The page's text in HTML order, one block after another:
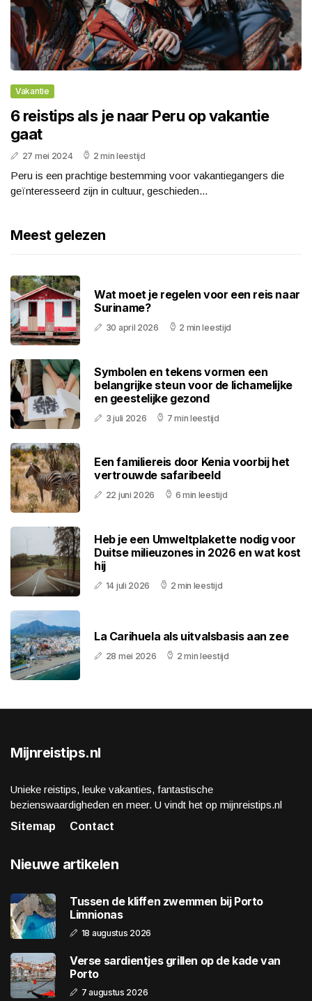
Vakantie
6 reistips als je naar Peru op vakantie
gaat
27 mei 2024 2 min leestijd
Peru is een prachtige bestemming voor vakantiegangers die
geïnteresseerd zijn in cultuur, geschieden...
Meest gelezen
Wat moet je regelen voor een reis naar
Suriname?
30 april 2026 2 min leestijd
Symbolen en tekens vormen een
belangrijke steun voor de lichamelijke
en geestelijke gezond
3 juli 2026 7 min leestijd
Een familiereis door Kenia voorbij het
vertrouwde safaribeeld
22 juni 2026 6 min leestijd
Heb je een Umweltplakette nodig voor
Duitse milieuzones in 2026 en wat kost
hij
14 juli 2026 2 min leestijd
La Carihuela als uitvalsbasis aan zee
28 mei 2026 2 min leestijd
Mijnreistips.nl
Unieke reistips, leuke vakanties, fantastische
bezienswaardigheden en meer. U vindt het op mijnreistips.nl
Sitemap
Contact
Nieuwe artikelen
Tussen de kliffen zwemmen bij Porto
Limnionas
18 augustus 2026
Verse sardientjes grillen op de kade van
Porto
7 augustus 2026